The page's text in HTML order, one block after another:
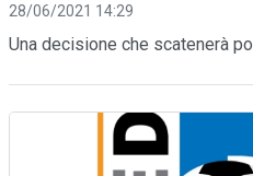
28/06/2021 14:29
Una decisione che scatenerà